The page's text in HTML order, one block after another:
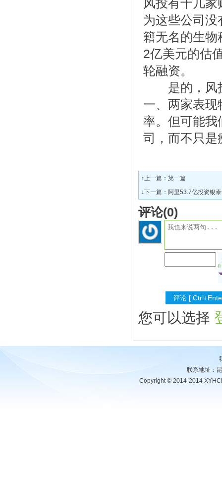
风投有十几
为这些公司
籍无名的生
2亿美元的估
轮融资。
是的，风投
一、两家表
率。但可能我
司，而不只是
↑上一篇：第一篇
↓下一篇： 阿里53.7亿投资银
评论(0)
您可以选择
联系地址：
Copyright © 2014-2014